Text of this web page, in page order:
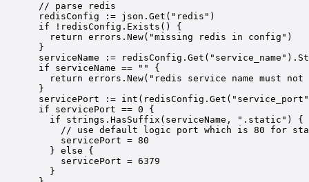
// parse redis
redisConfig
:= json. Get ( "redis" )
if
! redisConfig. Exists () {
return errors. New( "missing redis in config" )
}
serviceName
:= redisConfig. Get ( "service_name" ).
if serviceName == ""
{
return errors. New( "redis service name must not
}
servicePort
:= int (redisConfig. Get ( "service_port"
if servicePort == 0 {
if strings. HasSuffix (serviceName, ".static" ) {
// use default logic port which is 80 for
servicePort = 80
} else {
servicePort = 6379
}